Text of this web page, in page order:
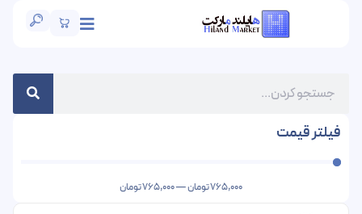
فیلتر قیمت
765,000تومان—
765,000تومان